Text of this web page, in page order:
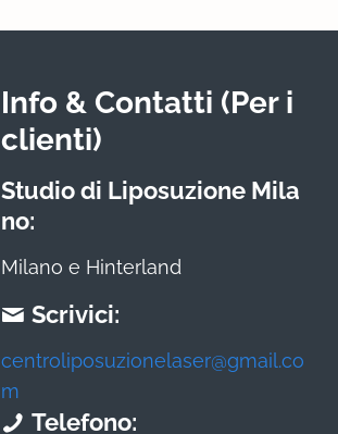
Info & Contatti (Per i
clienti)
Studio di Liposuzione Mila
no:
Milano e Hinterland
Scrivici:
centroliposuzionelaser@gmail.co
m
Telefono: